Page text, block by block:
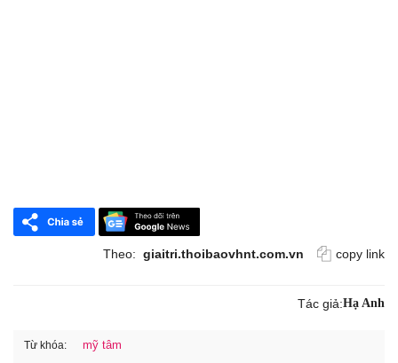
Theo: giaitri.thoibaovhnt.com.vn copy link
Tác giả:Hạ Anh
Từ khóa: mỹ tâm